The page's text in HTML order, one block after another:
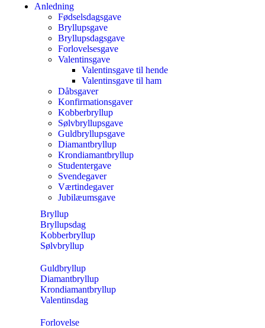
Anledning
Fødselsdagsgave
Bryllupsgave
Bryllupsdagsgave
Forlovelsesgave
Valentinsgave
Valentinsgave til hende
Valentinsgave til ham
Dåbsgaver
Konfirmationsgaver
Kobberbryllup
Sølvbryllupsgave
Guldbryllupsgave
Diamantbryllup
Krondiamantbryllup
Studentergave
Svendegaver
Værtindegaver
Jubilæumsgave
Bryllup
Bryllupsdag
Kobberbryllup
Sølvbryllup
Guldbryllup
Diamantbryllup
Krondiamantbryllup
Valentinsdag
Forlovelse